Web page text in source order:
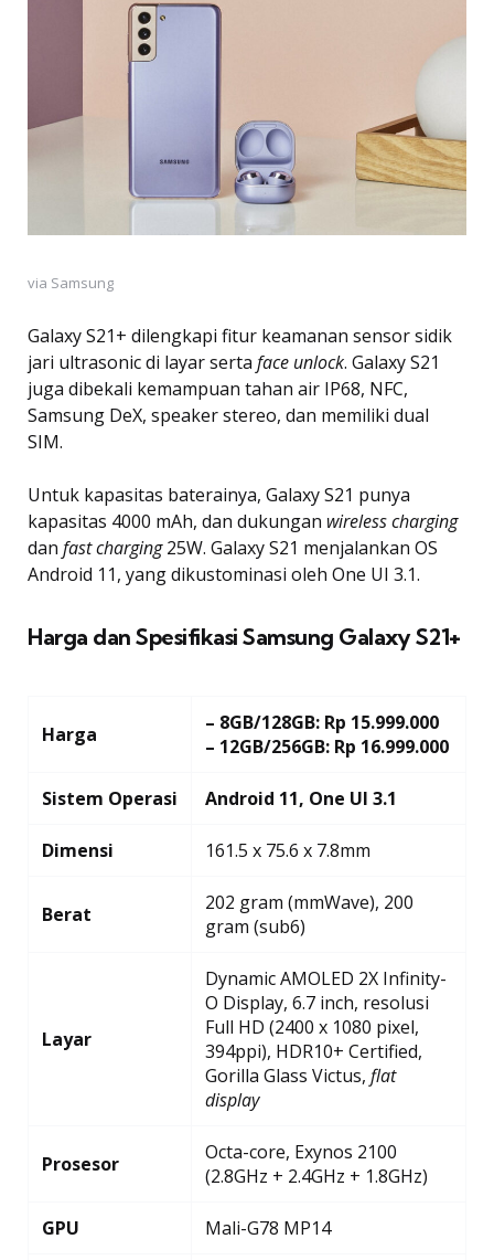
via Samsung
Galaxy S21+ dilengkapi fitur keamanan sensor sidik
jari ultrasonic di layar serta face unlock. Galaxy S21
juga dibekali kemampuan tahan air IP68, NFC,
Samsung DeX, speaker stereo, dan memiliki dual
SIM.
Untuk kapasitas baterainya, Galaxy S21 punya
kapasitas 4000 mAh, dan dukungan wireless charging
dan fast charging25W. Galaxy S21 menjalankan OS
Android 11, yang dikustominasi oleh One UI 3.1.
Harga dan Spesifikasi Samsung Galaxy S21+
Harga
– 8GB/128GB: Rp 15.999.000
– 12GB/256GB: Rp 16.999.000
Sistem Operasi Android 11, One UI 3.1
Dimensi 161.5 x 75.6 x 7.8mm
Berat
202 gram (mmWave), 200
gram (sub6)
Layar
Dynamic AMOLED 2X Infinity-
O Display, 6.7 inch, resolusi
Full HD (2400 x 1080 pixel,
394ppi), HDR10+ Certified,
Gorilla Glass Victus, flat
display
Prosesor
Octa-core, Exynos 2100
(2.8GHz + 2.4GHz + 1.8GHz)
GPU Mali-G78 MP14